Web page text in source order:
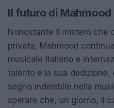
Il futuro di Mahmood
Nonostante il mistero che
privata, Mahmood
musicale italiano e
talento e la sua
segno indelebile nella
sperare che, un giorno, il